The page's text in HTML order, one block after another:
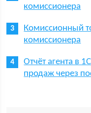
комиссионера
Комиссионный
комиссионера
Отчёт агента в
продаж через